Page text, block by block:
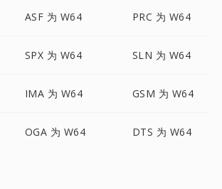
ASF 为 W64 PRC 为 W64
SPX 为 W64 SLN 为 W64
IMA 为 W64 GSM 为 W64
OGA 为 W64 DTS 为 W64